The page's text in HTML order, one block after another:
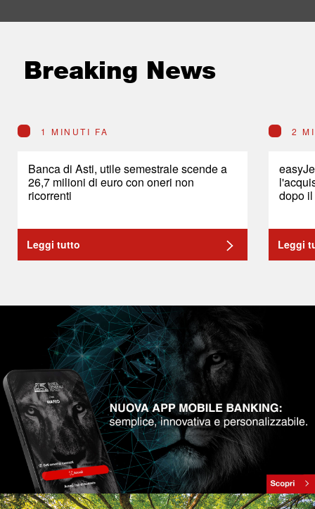
Breaking News
1 MINUTI FA
Banca di Asti, utile semestrale scende a
26,7 milioni di euro con oneri non
ricorrenti
Leggi tutto
2
dopo
Leggi